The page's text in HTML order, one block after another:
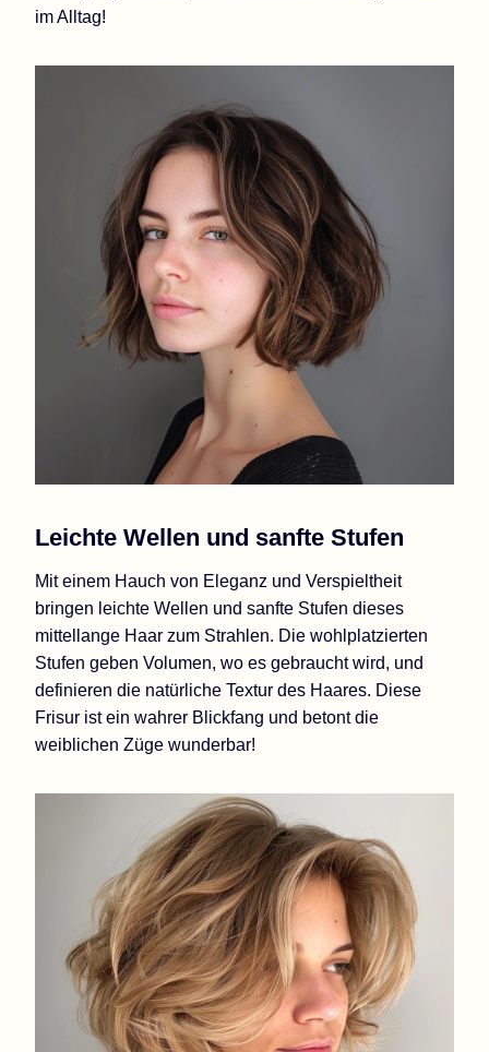
im Alltag!
Leichte Wellen und sanfte Stufen
Mit einem Hauch von Eleganz und Verspieltheit
bringen leichte Wellen und sanfte Stufen dieses
mittellange Haar zum Strahlen. Die wohlplatzierten
Stufen geben Volumen, wo es gebraucht wird, und
definieren die natürliche Textur des Haares. Diese
Frisur ist ein wahrer Blickfang und betont die
weiblichen Züge wunderbar!